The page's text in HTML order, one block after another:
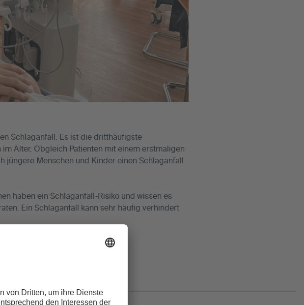
Schlaganfall. Es ist die dritthäufigste
Alter. Obgleich Patienten mit einem erstmaligen
Menschen und Kinder einen Schlaganfall
haben ein Schlaganfall-Risiko und wissen es
Ein Schlaganfall kann sehr häufig verhindert